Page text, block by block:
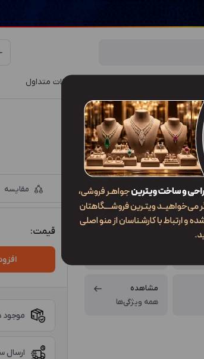
سوالات متداول
مشاهده
همه ویژگی‌ها
مقایسه
قیمت:
موجود
ارسال